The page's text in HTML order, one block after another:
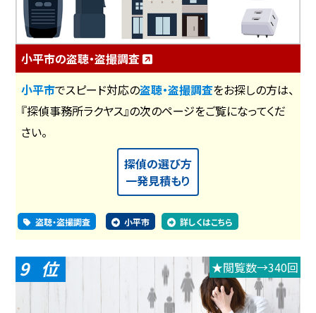
小平市の盗聴・盗撮調査
小平市でスピード対応の盗聴・盗撮調査をお探しの方は、
『探偵事務所ラクヤス』の次のページをご覧になってくだ
さい。
探偵の選び方
一発見積もり
盗聴・盗撮調査 小平市 詳しくはこちら
9 ★閲覧数→340回